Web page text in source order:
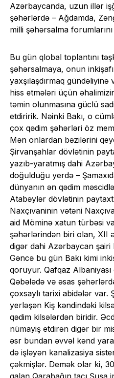
Azərbaycanda, uzun illər
şəhərlərdə – Ağdamda,
milli şəhərsalma
Bu gün qlobal toplantını
şəhərsalmaya, onun
yaxşılaşdırmaq
hiss etmələri üçün
təmin olunmasına güclü
etdiririk. Nəinki Bakı, o
çox qədim şəhərləri öz
Mən onlardan bəzilərini
Şirvanşahlar dövlətinin
yazıb-yaratmış dahi
doğulduğu yerdə –
dünyanın ən qədim
Atabəylər dövlətinin
Naxçıvaninin vətəni
aid Möminə xatun türbəsi
şəhərlərindən biri olan, XII
digər dahi Azərbaycan şairi
Gəncə bu gün Bakı kimi
qoruyur. Qafqaz Albaniyası
Qəbələdə və əsas
çoxsaylı tarixi abidələr var.
yerləşən Kiş kəndindəki
qədim kilsələrdən biridir.
nümayiş etdirən digər bir
əsr bundan əvvəl kənd
də işləyən kanalizasiya
çəkmişlər. Demək olar ki,